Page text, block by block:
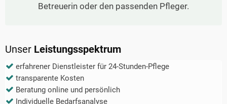
Betreuerin oder den passenden Pfleger.
Unser Leistungsspektrum
erfahrener Dienstleister für 24-Stunden-Pflege
transparente Kosten
Beratung online und persönlich
Individuelle Bedarfsanalyse